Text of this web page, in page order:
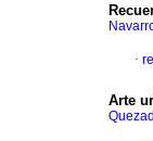
·
Arte